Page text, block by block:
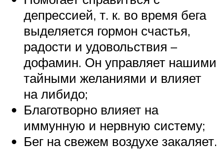
депрессией, т. к. во время бега
выделяется гормон счастья,
радости и удовольствия –
дофамин. Он управляет нашими
тайными желаниями и влияет
на либидо;
Благотворно влияет на
иммунную и нервную систему;
Бег на свежем воздухе закаляет.